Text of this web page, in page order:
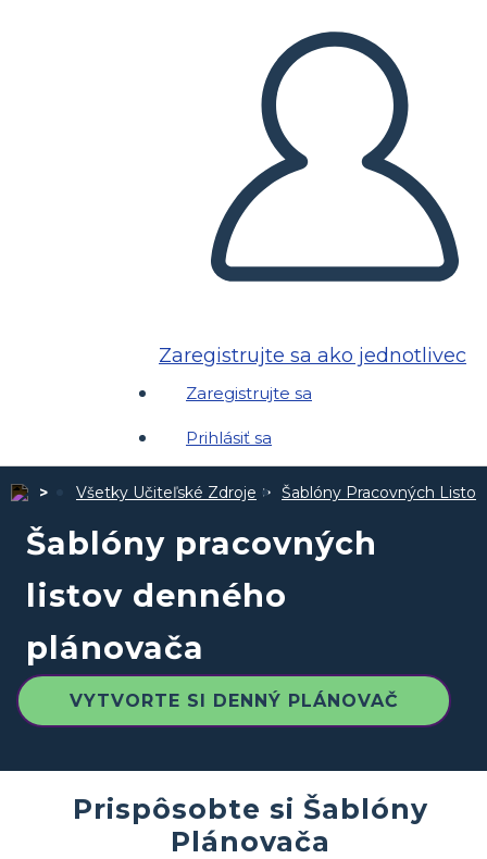
Zaregistrujte sa ako jednotlivec
Zaregistrujte sa
Prihlásiť sa
Všetky Učiteľské Zdroje Šablóny Pracovných Listov
Šablóny pracovných
listov denného
plánovača
VYTVORTE SI DENNÝ PLÁNOVAČ
Prispôsobte si Šablóny
Plánovača